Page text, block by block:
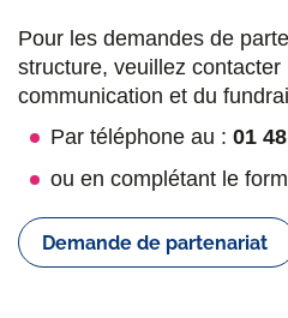
Pour les demandes de
structure, veuillez
communication et du
Par téléphone au : 01
ou en complétant le
Demande de partenariat